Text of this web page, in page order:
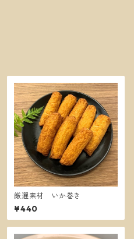
厳選素材 いか巻き
¥440